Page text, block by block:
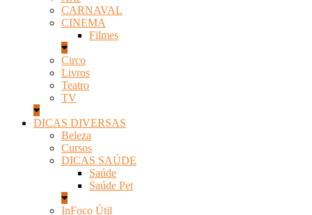
CARNAVAL
CINEMA
Filmes
Circo
Livros
Teatro
TV
DICAS DIVERSAS
Beleza
Cursos
DICAS SAÚDE
Saúde
Saúde Pet
InFoco Útil